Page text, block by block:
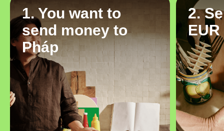
1. You want to
send money to
Pháp
2.
EUR